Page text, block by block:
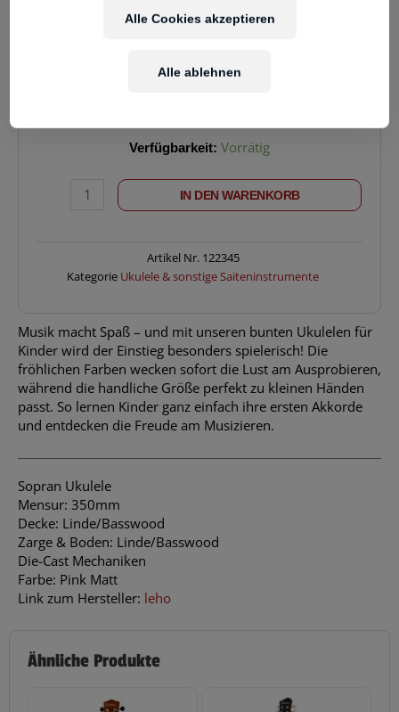
Lieferzeit: ca. 2-5 Werktage
Verfügbarkeit: Vorrätig
IN DEN WARENKORB
Artikel Nr. 122345
Kategorie Ukulele & sonstige Saiteninstrumente
Musik macht Spaß – und mit unseren bunten Ukulelen für
Kinder wird der Einstieg besonders spielerisch! Die
fröhlichen Farben wecken sofort die Lust am Ausprobieren,
während die handliche Größe perfekt zu kleinen Händen
passt. So lernen Kinder ganz einfach ihre ersten Akkorde
und entdecken die Freude am Musizieren.
Sopran Ukulele
Mensur: 350mm
Decke: Linde/Basswood
Zarge & Boden: Linde/Basswood
Die-Cast Mechaniken
Farbe: Pink Matt
Link zum Hersteller: leho
Ähnliche Produkte
Alle ablehnen
Alle Cookies akzeptieren